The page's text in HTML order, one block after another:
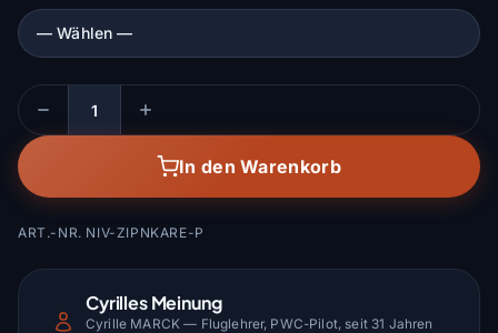
Menge
In den Warenkorb
ART.-NR. NIV-ZIPNKARE-P
Cyrilles Meinung
Cyrille MARCK — Fluglehrer, PWC-Pilot, seit 31 Jahren